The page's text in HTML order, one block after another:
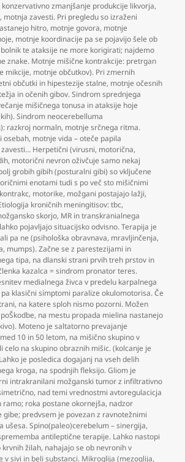
zmanjšanje produkcije likvorja,
, motnja zavesti. Pri pregledu so izraženi
hitro, motnje govora, motnje
, motnje koordinacije pa se pojavijo šele ob
te ataksije ne more korigirati; najdemo
znake. Motnje mišične kontrakcije: pretrgan
mikcije, motnje občutkov). Pri zmernih
občutki in hipestezije stalne, motnje očesnih
in očenih gibov. Sindrom sprednjega
mišičnega tonusa in ataksije hoje
Sindrom neocerebelluma
razkroj normaln, motnje srčnega ritma.
osebah, motnje vida – oteče papila
Herpetični (virusni, motorična,
, motorični nevron oživčuje samo nekaj
grobih gibih (posturalni gibi) so vključene
enotami tudi s po več sto mišičnimi
, motorike, možgani postajajo lažji,
kroničnih meningitisov: tbc,
skorjo, MR in transkranialnega
pojavljajo situacijsko odvisno. Terapija je
pa ne (psihološka obravnava, mravljinčenja,
, mumps). Začne se z parestezijami in
tipa, na dlanski strani prvih treh prstov in
kazalca = sindrom pronator teres.
medialnega živca v predelu karpalnega
klasični simptomi paralize okulomotorisa. Če
, na katere sploh nismo pozorni. Možen
, na mestu propada mielina nastanejo
Moteno je saltatorno prevajanje
10 in 50 letom, na mišično skupino v
celo na skupino obraznih mišic. (kolcanje je
je posledica dogajanj na vseh delih
kroga, na spodnjih fleksijo. Gliom je
intrakranilani možganski tumor z infiltrativno
, nad temi vrednostmi avtoregulacicja
ramo; roka postane okornejša, nadzor
gibe; predvsem je povezan z ravnotežnimi
ušesa. Spino(paleo)cerebelum – sinergija,
antileptične terapije. Lahko nastopi
krvnih žilah, nahajajo se ob nevronih v
v sivi in beli substanci. Mikroglija (mezoglija,